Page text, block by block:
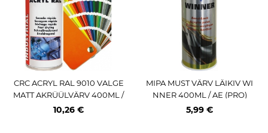
CRC ACRYL RAL 9010 VALGE
MATT AKRÜÜLVÄRV 400ML /
AE
10,26 €
MIPA MUST VÄRV LÄIKIV WI
NNER 400ML / AE (PRO)
5,99 €